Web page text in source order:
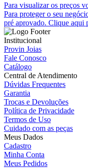
Para visualizar os preços
Para proteger o seu
pré aprovado. Clique aqui
Institucional
Provin Joias
Fale Conosco
Catálogo
Central de Atendimento
Dúvidas Frequentes
Garantia
Trocas e Devoluções
Política de Privacidade
Termos de Uso
Cuidado com as peças
Meus Dados
Cadastro
Minha Conta
Meus Pedidos